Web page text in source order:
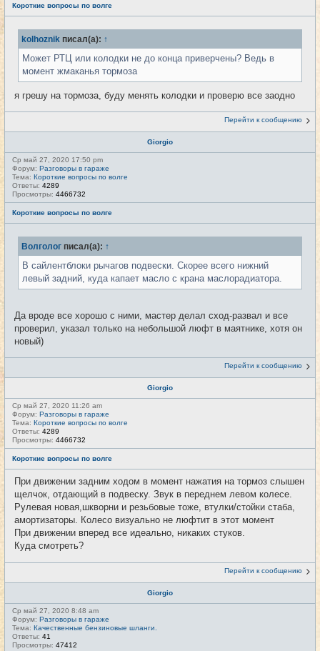
Короткие вопросы по волге
kolhoznik писал(а): ↑
Может РТЦ или колодки не до конца приверчены? Ведь в
момент жмаканья тормоза
я грешу на тормоза, буду менять колодки и проверю все заодно
Перейти к сообщению
Giorgio
Ср май 27, 2020 17:50 pm
Форум: Разговоры в гараже
Тема: Короткие вопросы по волге
Ответы: 4289
Просмотры: 4466732
Короткие вопросы по волге
Волголог писал(а): ↑
В сайлентблоки рычагов подвески. Скорее всего нижний
левый задний, куда капает масло с крана маслорадиатора.
Да вроде все хорошо с ними, мастер делал сход-развал и все
проверил, указал только на небольшой люфт в маятнике, хотя он
новый)
Перейти к сообщению
Giorgio
Ср май 27, 2020 11:26 am
Форум: Разговоры в гараже
Тема: Короткие вопросы по волге
Ответы: 4289
Просмотры: 4466732
Короткие вопросы по волге
При движении задним ходом в момент нажатия на тормоз слышен
щелчок, отдающий в подвеску. Звук в переднем левом колесе.
Рулевая новая,шкворни и резьбовые тоже, втулки/стойки стаба,
амортизаторы. Колесо визуально не люфтит в этот момент
При движении вперед все идеально, никаких стуков.
Куда смотреть?
Перейти к сообщению
Giorgio
Ср май 27, 2020 8:48 am
Форум: Разговоры в гараже
Тема: Качественные бензиновые шланги.
Ответы: 41
Просмотры: 47412